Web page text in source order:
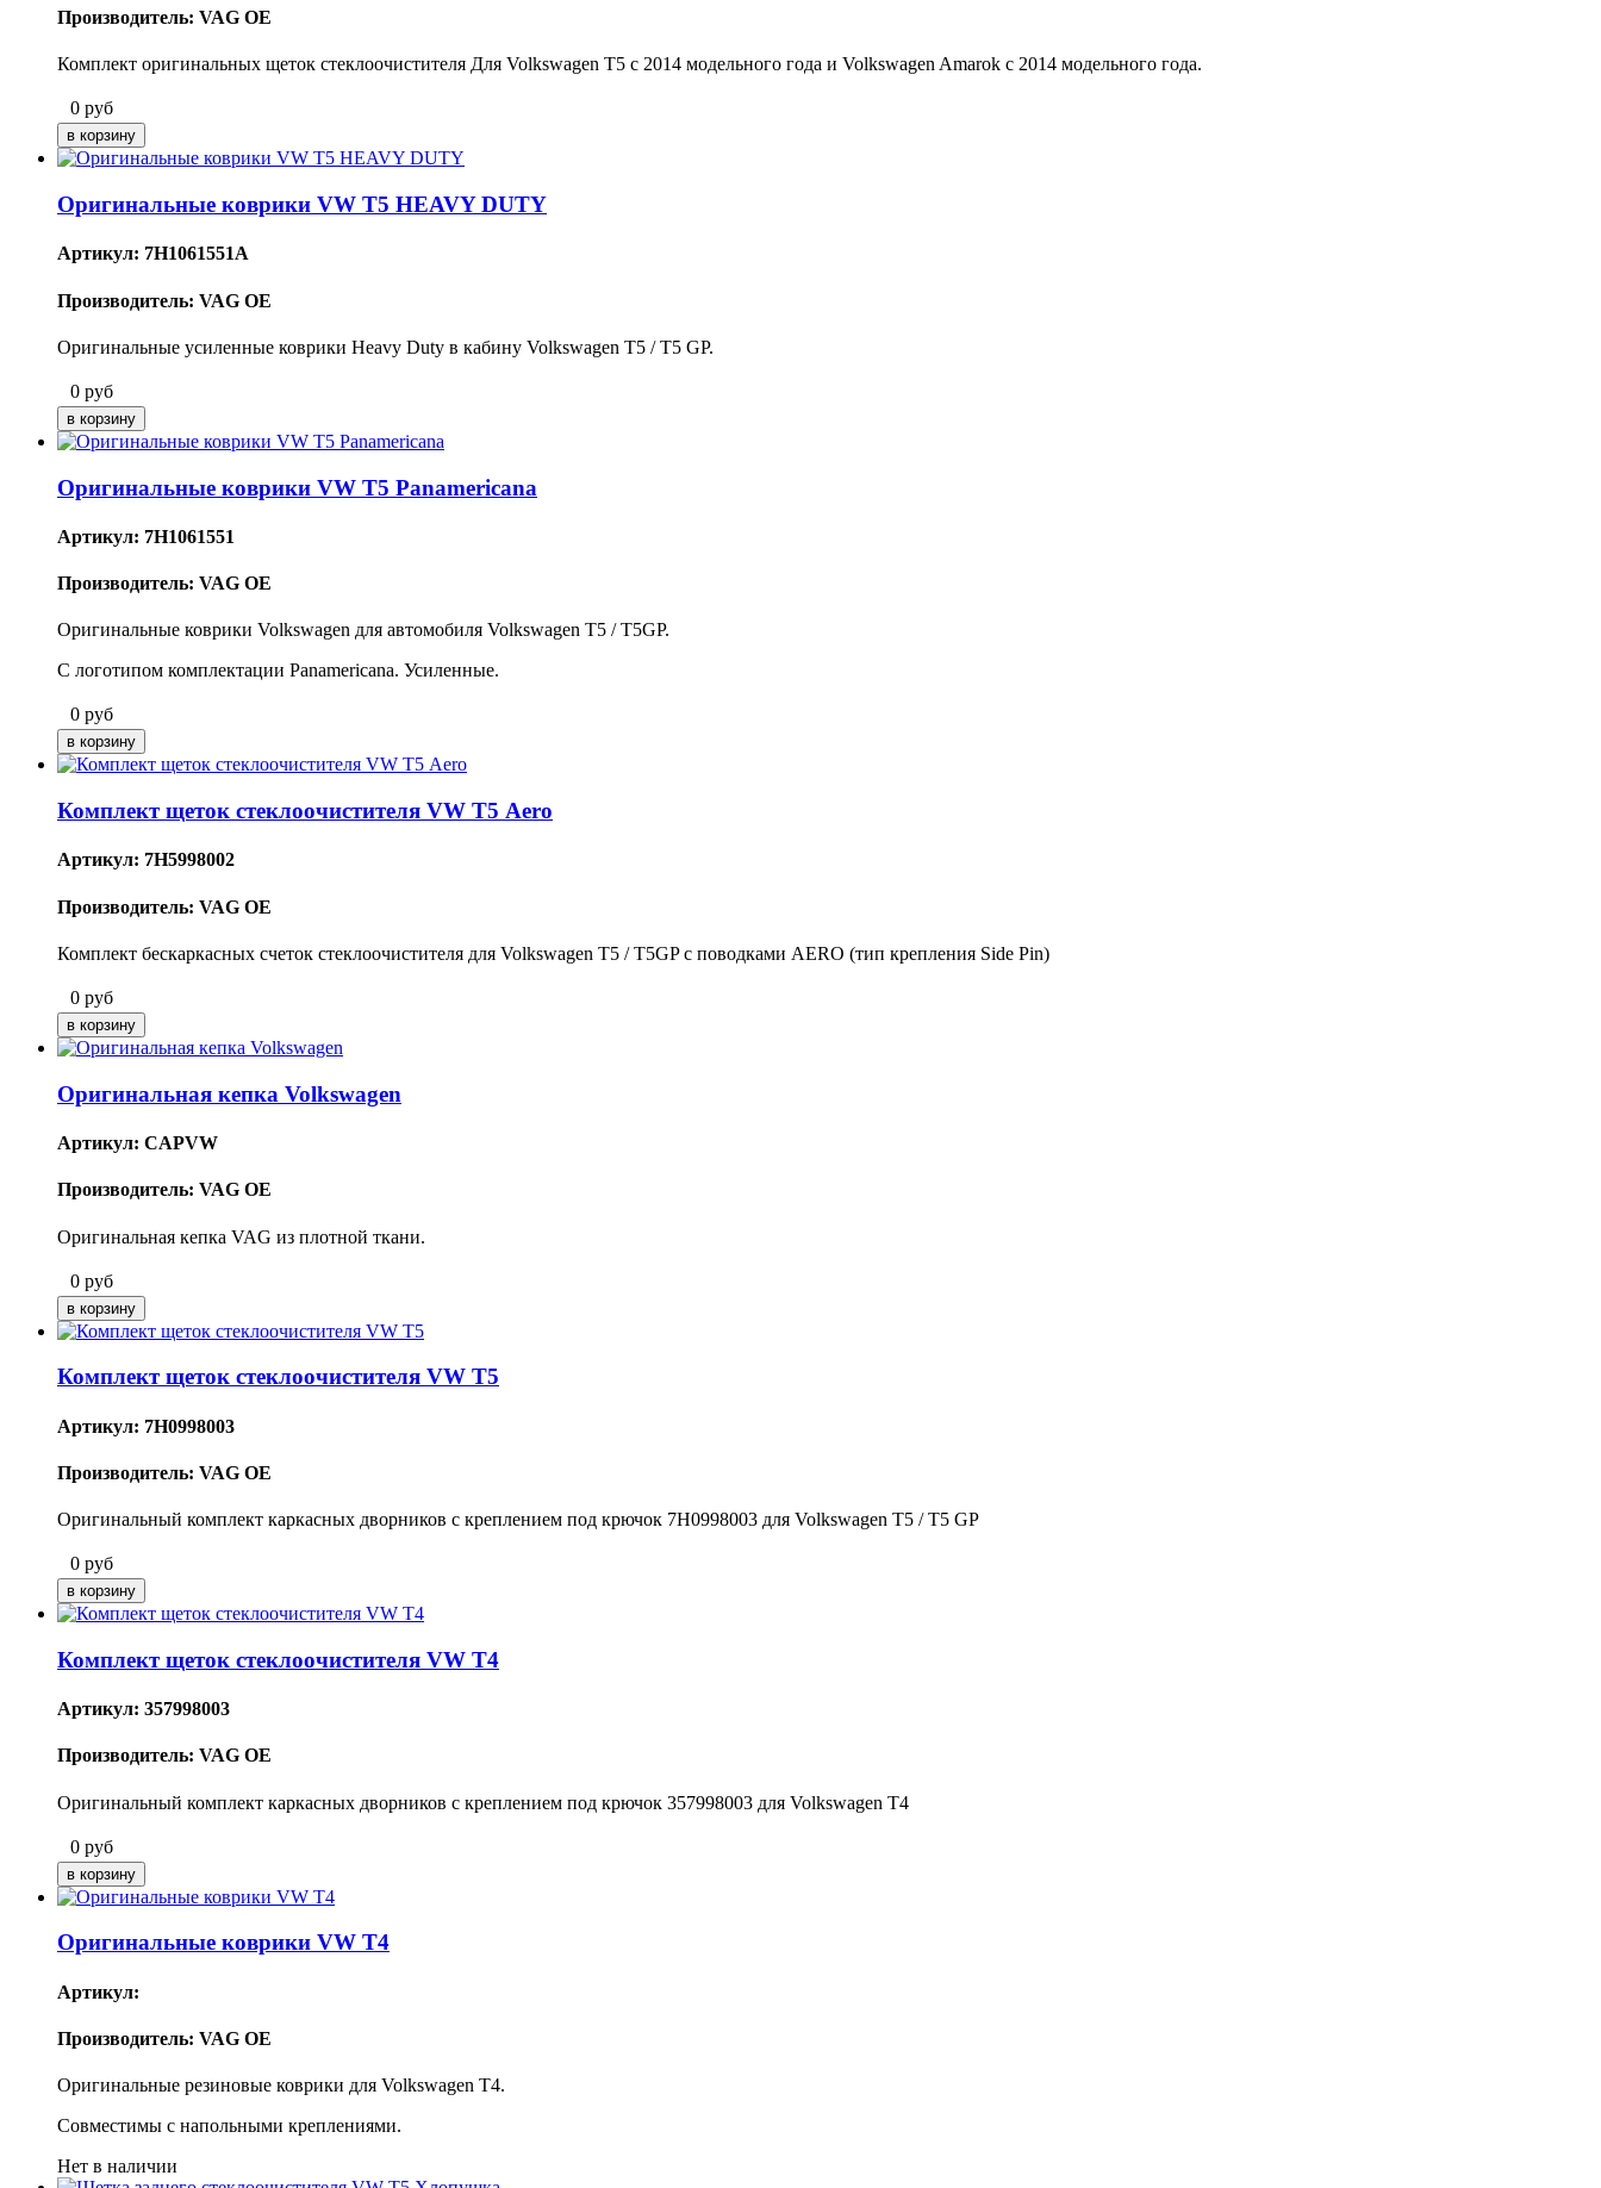
Производитель: VAG OE
Комплект оригинальных щеток стеклоочистителя Для Volkswagen T5 c 2014 модельного года и Volkswagen Amarok c 2014 модельного года.
0 руб
Оригинальные коврики VW T5 HEAVY DUTY
Артикул: 7H1061551A
Производитель: VAG OE
Оригинальные усиленные коврики Heavy Duty в кабину Volkswagen T5 / T5 GP.
0 руб
Оригинальные коврики VW T5 Panamericana
Артикул: 7H1061551
Производитель: VAG OE
Оригинальные коврики Volkswagen для автомобиля Volkswagen T5 / T5GP.
С логотипом комплектации Panamericana. Усиленные.
0 руб
Комплект щеток стеклоочистителя VW Т5 Aero
Артикул: 7H5998002
Производитель: VAG OE
Комплект бескаркасных счеток стеклоочистителя для Volkswagen T5 / T5GP с поводками AERO (тип крепления Side Pin)
0 руб
Оригинальная кепка Volkswagen
Артикул: CAPVW
Производитель: VAG OE
Оригинальная кепка VAG из плотной ткани.
0 руб
Комплект щеток стеклоочистителя VW T5
Артикул: 7H0998003
Производитель: VAG OE
Оригинальный комплект каркасных дворников с креплением под крючок 7H0998003 для Volkswagen T5 / T5 GP
0 руб
Комплект щеток стеклоочистителя VW T4
Артикул: 357998003
Производитель: VAG OE
Оригинальный комплект каркасных дворников с креплением под крючок 357998003 для Volkswagen T4
0 руб
Оригинальные коврики VW T4
Артикул:
Производитель: VAG OE
Оригинальные резиновые коврики для Volkswagen T4.
Совместимы с напольными креплениями.
Нет в наличии